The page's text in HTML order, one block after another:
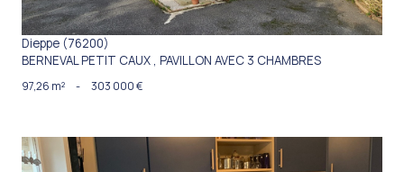
Dieppe (76200)
BERNEVAL PETIT CAUX , PAVILLON AVEC 3 CHAMBRES
97,26 m² - 303 000 €